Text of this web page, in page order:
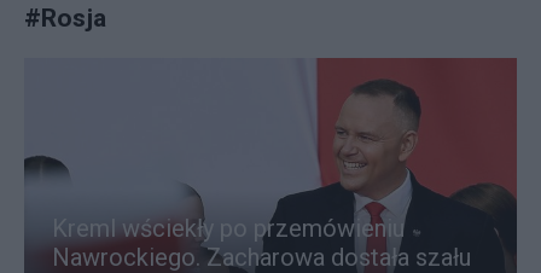
#Rosja
Kreml wściekły po przemówieniu
Nawrockiego. Zacharowa dostała szału